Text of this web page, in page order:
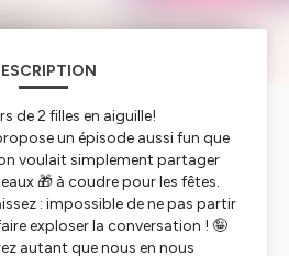
de 2 filles en aiguille!
un épisode aussi fun que
voulait simplement partager
🎁 à coudre pour les fêtes.
: impossible de ne pas partir
exploser la conversation ! 🤪
autant que nous en nous